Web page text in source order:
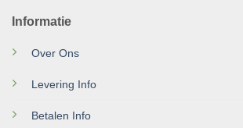
Informatie
Over Ons
Levering Info
Betalen Info